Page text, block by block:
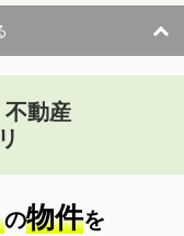
動産
の物件を